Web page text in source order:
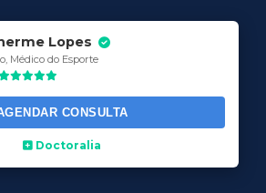
Lopes
Médico do Esporte
CONSULTA
Doctoralia